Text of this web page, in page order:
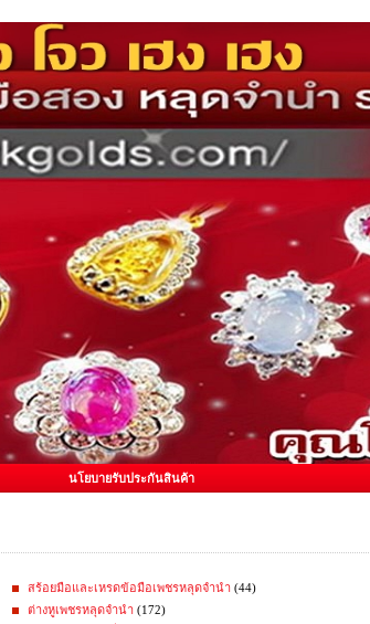
นโยบายรับประกันสินค้า
สร้อยมือและเหรดข้อมือเพชรหลุดจำนำ (44)
ต่างหูเพชรหลุดจำนำ (172)